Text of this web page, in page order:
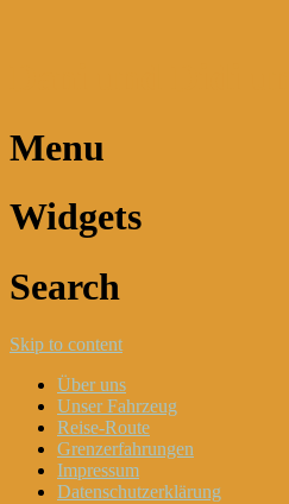
Menu
Widgets
Search
Skip to content
Über uns
Unser Fahrzeug
Reise-Route
Grenzerfahrungen
Impressum
Datenschutzerklärung